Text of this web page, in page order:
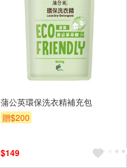
蒲公英環保洗衣精補充包
贈$200
$149